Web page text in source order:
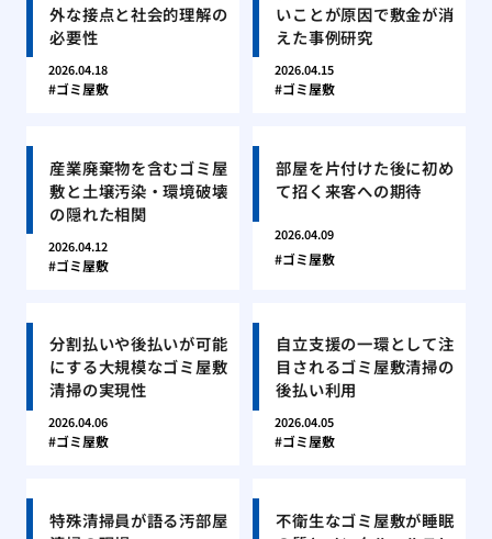
外な接点と社会的理解の
必要性
2026.04.18
ゴミ屋敷
いことが原因で敷金が消
えた事例研究
2026.04.15
ゴミ屋敷
産業廃棄物を含むゴミ屋
敷と土壌汚染・環境破壊
の隠れた相関
2026.04.12
ゴミ屋敷
部屋を片付けた後に初め
て招く来客への期待
2026.04.09
ゴミ屋敷
分割払いや後払いが可能
にする大規模なゴミ屋敷
清掃の実現性
2026.04.06
ゴミ屋敷
自立支援の一環として注
目されるゴミ屋敷清掃の
後払い利用
2026.04.05
ゴミ屋敷
特殊清掃員が語る汚部屋
不衛生なゴミ屋敷が睡眠